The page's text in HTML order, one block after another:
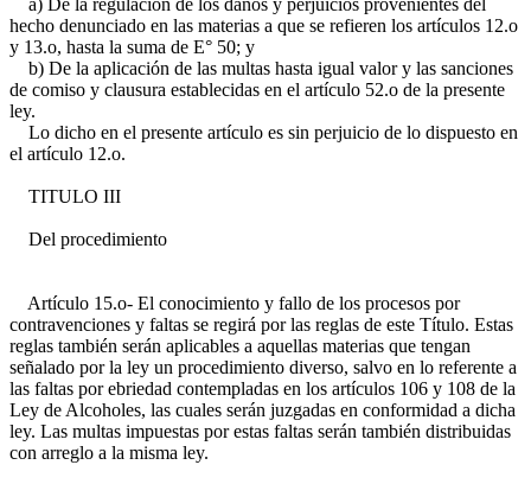
a) De la regulación de los daños y perjuicios provenientes del
hecho denunciado en las materias a que se refieren los artículos 12.o
y 13.o, hasta la suma de E° 50; y
b) De la aplicación de las multas hasta igual valor y las sanciones
de comiso y clausura establecidas en el artículo 52.o de la presente
ley.
Lo dicho en el presente artículo es sin perjuicio de lo dispuesto en
el artículo 12.o.
TITULO III
Del procedimiento
Artículo 15.o- El conocimiento y fallo de los procesos por
contravenciones y faltas se regirá por las reglas de este Título. Estas
reglas también serán aplicables a aquellas materias que tengan
señalado por la ley un procedimiento diverso, salvo en lo referente a
las faltas por ebriedad contempladas en los artículos 106 y 108 de la
Ley de Alcoholes, las cuales serán juzgadas en conformidad a dicha
ley. Las multas impuestas por estas faltas serán también distribuidas
con arreglo a la misma ley.